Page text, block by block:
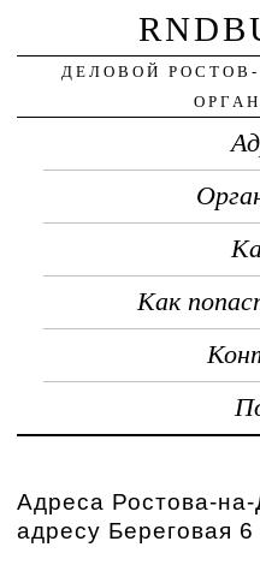
ДЕЛОВОЙ
Как
Адреса Ростова-
адресу Береговая 6